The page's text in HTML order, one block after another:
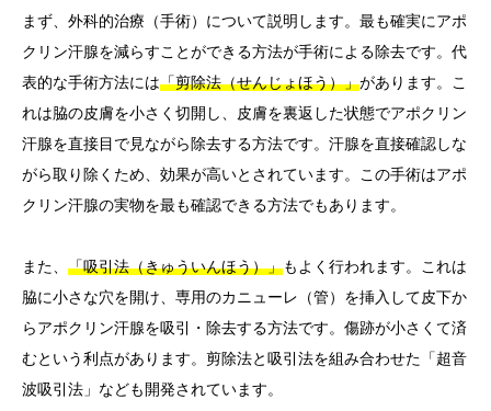
まず、外科的治療（手術）について説明します。最も確実にアポ
クリン汗腺を減らすことができる方法が手術による除去です。代
表的な手術方法には「剪除法（せんじょほう）」があります。こ
れは脇の皮膚を小さく切開し、皮膚を裏返した状態でアポクリン
汗腺を直接目で見ながら除去する方法です。汗腺を直接確認しな
がら取り除くため、効果が高いとされています。この手術はアポ
クリン汗腺の実物を最も確認できる方法でもあります。
また、 「吸引法（きゅういんほう）」もよく行われます。これは
脇に小さな穴を開け、専用のカニューレ（管）を挿入して皮下か
らアポクリン汗腺を吸引・除去する方法です。傷跡が小さくて済
むという利点があります。剪除法と吸引法を組み合わせた「超音
波吸引法」なども開発されています。